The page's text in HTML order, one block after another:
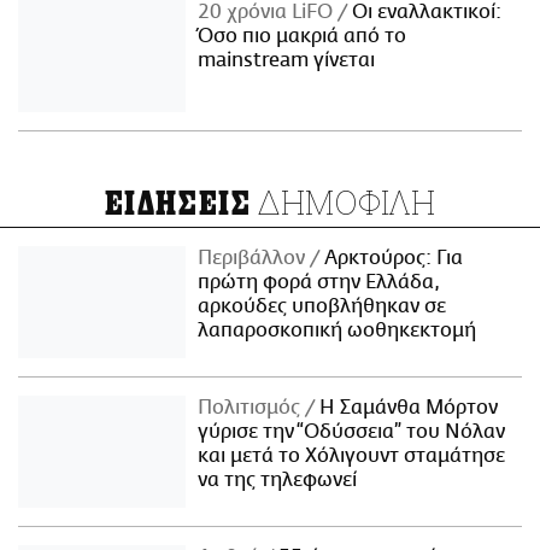
20 χρόνια LiFO
Οι εναλλακτικοί:
Όσο πιο μακριά από το
mainstream γίνεται
ΕΙΔΗΣΕΙΣ ΔΗΜΟΦΙΛΗ
Περιβάλλον
Αρκτούρος: Για
πρώτη φορά στην Ελλάδα,
αρκούδες υποβλήθηκαν σε
λαπαροσκοπική ωοθηκεκτομή
Πολιτισμός
Η Σαμάνθα Μόρτον
γύρισε την “Οδύσσεια” του Νόλαν
και μετά το Χόλιγουντ σταμάτησε
να της τηλεφωνεί